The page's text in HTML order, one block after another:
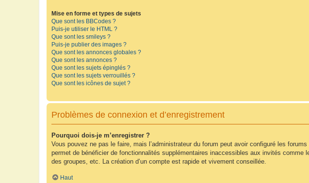
Mise en forme et types de sujets
Que sont les BBCodes ?
Puis-je utiliser le HTML ?
Que sont les smileys ?
Puis-je publier des images ?
Que sont les annonces globales ?
Que sont les annonces ?
Que sont les sujets épinglés ?
Que sont les sujets verrouillés ?
Que sont les icônes de sujet ?
Problèmes de connexion et d’enregistrement
Pourquoi dois-je m’enregistrer ?
Vous pouvez ne pas le faire, mais l’administrateur du forum peut avoir configuré les
permet de bénéficier de fonctionnalités supplémentaires inaccessibles aux invités comme
des groupes, etc. La création d’un compte est rapide et vivement conseillée.
Haut